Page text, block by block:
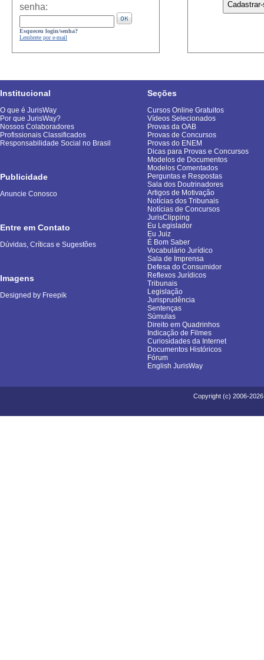
senha:
Esqueceu login/senha?
Lembrete por e-mail
Institucional
O que é JurisWay
Por que JurisWay?
Nossos Colaboradores
Profissionais Classificados
Responsabilidade Social no Brasil
Publicidade
Anuncie Conosco
Entre em Contato
Dúvidas, Críticas e Sugestões
Imagens
Designed by Freepik
Seções
Cursos Online Gratuitos
Vídeos Selecionados
Provas da OAB
Provas de Concursos
Provas do ENEM
Dicas para Provas e Concursos
Modelos de Documentos
Modelos Comentados
Perguntas e Respostas
Sala dos Doutrinadores
Artigos de Motivação
Notícias dos Tribunais
Notícias de Concursos
JurisClipping
Eu Legislador
Eu Juiz
É Bom Saber
Vocabulário Jurídico
Sala de Imprensa
Defesa do Consumidor
Reflexos Jurídicos
Tribunais
Legislação
Jurisprudência
Sentenças
Súmulas
Direito em Quadrinhos
Indicação de Filmes
Curiosidades da Internet
Documentos Históricos
Fórum
English JurisWay
Copyright (c) 2006-